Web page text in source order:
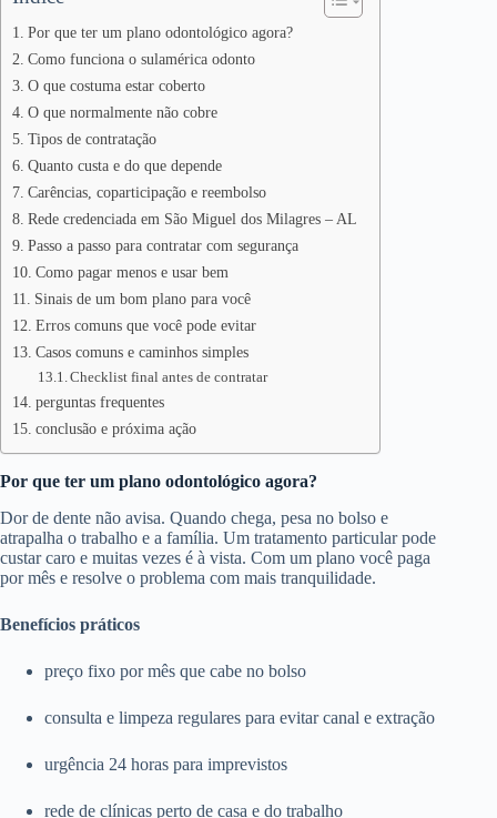
Por que ter um plano odontológico agora?
Como funciona o sulamérica odonto
O que costuma estar coberto
O que normalmente não cobre
Tipos de contratação
Quanto custa e do que depende
Carências, coparticipação e reembolso
Rede credenciada em São Miguel dos Milagres – AL
Passo a passo para contratar com segurança
Como pagar menos e usar bem
Sinais de um bom plano para você
Erros comuns que você pode evitar
Casos comuns e caminhos simples
Checklist final antes de contratar
perguntas frequentes
conclusão e próxima ação
Por que ter um plano odontológico agora?
Dor de dente não avisa. Quando chega, pesa no bolso e
atrapalha o trabalho e a família. Um tratamento particular pode
custar caro e muitas vezes é à vista. Com um plano você paga
por mês e resolve o problema com mais tranquilidade.
Benefícios práticos
preço fixo por mês que cabe no bolso
consulta e limpeza regulares para evitar canal e extração
urgência 24 horas para imprevistos
rede de clínicas perto de casa e do trabalho